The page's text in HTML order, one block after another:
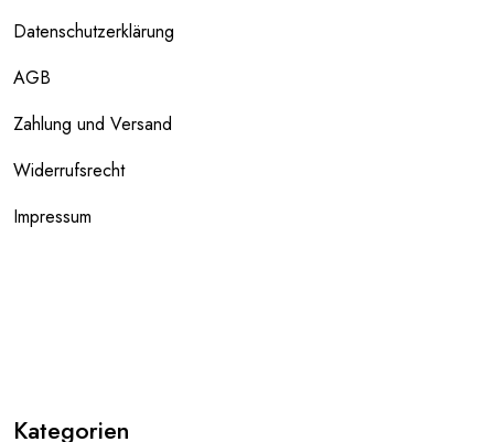
Datenschutzerklärung
AGB
Zahlung und Versand
Widerrufsrecht
Impressum
Kategorien